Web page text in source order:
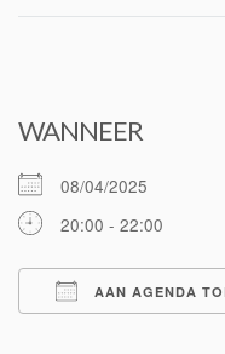
WANNEER
08/04/2025
20:00 - 22:00
AAN AGENDA